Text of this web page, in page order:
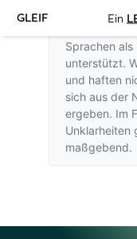
GLEIF Ein
Sprachen als
unterstützt.
und haften
sich aus der
ergeben. Im
Unklarheiten
maßgebend.